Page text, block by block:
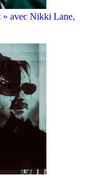
» avec Nikki Lane,